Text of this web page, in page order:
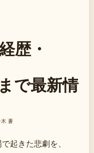
歴・
で最新情
蒼
起きた悲劇を、